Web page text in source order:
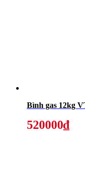
Bình gas 12kg
520000₫